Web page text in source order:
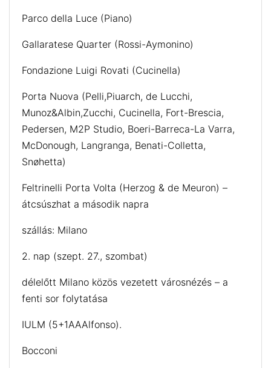
Parco della Luce (Piano)
Gallaratese Quarter (Rossi-Aymonino)
Fondazione Luigi Rovati (Cucinella)
Porta Nuova (Pelli,Piuarch, de Lucchi,
Munoz&Albin,Zucchi, Cucinella, Fort-Brescia,
Pedersen, M2P Studio, Boeri-Barreca-La Varra,
McDonough, Langranga, Benati-Colletta,
Snøhetta)
Feltrinelli Porta Volta (Herzog & de Meuron) –
átcsúszhat a második napra
szállás: Milano
2. nap (szept. 27., szombat)
délelőtt Milano közös vezetett városnézés – a
fenti sor folytatása
IULM (5+1AAAlfonso).
Bocconi